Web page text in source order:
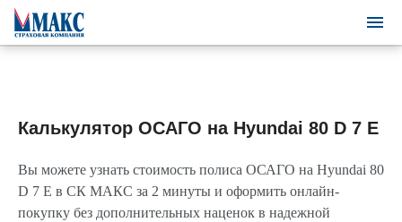
Калькулятор ОСАГО на Hyundai 80 D 7 E
Вы можете узнать стоимость полиса ОСАГО на Hyundai 80
D 7 E в СК МАКС за 2 минуты и оформить онлайн-
покупку без дополнительных наценок в надежной